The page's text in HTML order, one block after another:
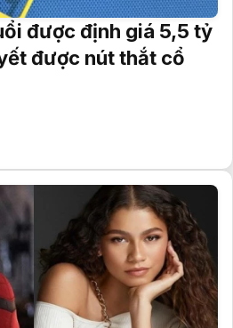
được định giá 5,5 tỷ
được nút thắt cổ